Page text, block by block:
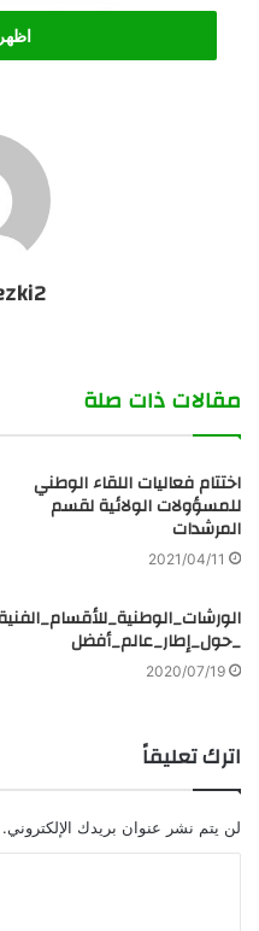
مقالات ذات صلة
اختتام فعاليات اللقاء الوطني
للمسؤولات الولائية لقسم
المرشدات
2021/04/11
_حول_إطار_عالم_أفضل
2020/07/19
اترك تعليقاً
لن يتم نشر عنوان بريدك الإلكتروني.